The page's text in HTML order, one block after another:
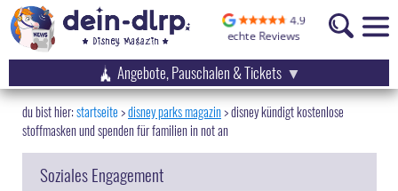
Angebote, Pauschalen & Tickets
startseite disney parks magazin>disney kündigt kostenlose
stoffmasken und spenden für familien in not an
Soziales Engagement